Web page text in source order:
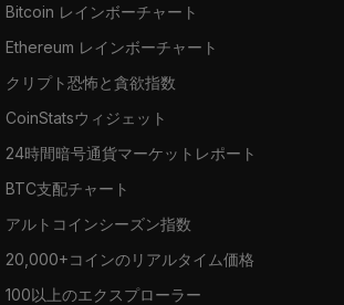
Bitcoin レインボーチャート
Ethereum レインボーチャート
クリプト恐怖と貪欲指数
CoinStatsウィジェット
24時間暗号通貨マーケットレポート
BTC支配チャート
アルトコインシーズン指数
20,000+コインのリアルタイム価格
100以上のエクスプローラー